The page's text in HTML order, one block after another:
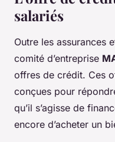
salariés
Outre les assurances
comité d’entreprise
offres de crédit. Ces
conçues pour
qu’il s’agisse de
encore d’acheter un